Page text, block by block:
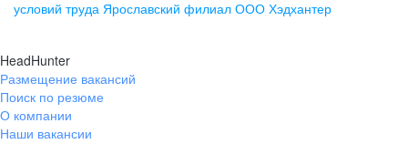
+7 843 212-12-50
Екатеринбург
ул. Боевых Дружин, стр. 20,
условий труда Ярославский филиал ООО Хэдхантер
HeadHunter
Размещение вакансий
Поиск по резюме
О компании
Наши вакансии